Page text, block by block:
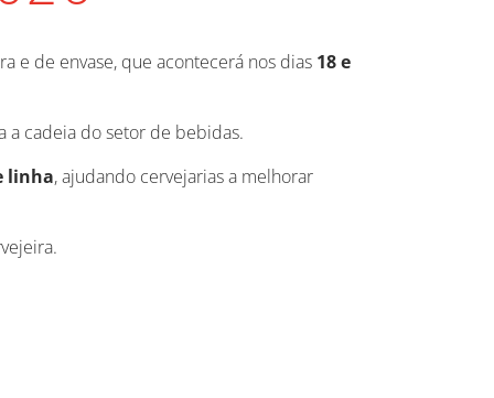
e de envase, que acontecerá nos dias 18 e
a cadeia do setor de bebidas.
linha, ajudando cervejarias a melhorar